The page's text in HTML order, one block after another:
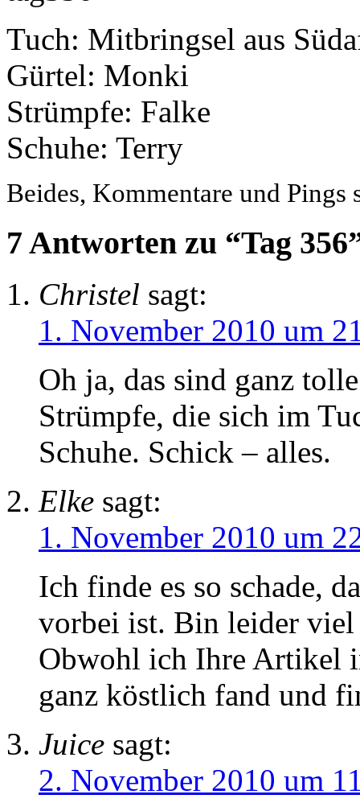
Tuch: Mitbringsel aus
Gürtel: Monki
Strümpfe: Falke
Schuhe: Terry
Beides, Kommentare und Pings
7 Antworten zu “Tag
Christel sagt:
1. November 2010 um
Oh ja, das sind ganz
Strümpfe, die sich im
Schuhe. Schick – alles.
Elke sagt:
1. November 2010 um
Ich finde es so schade,
vorbei ist. Bin leider viel
Obwohl ich Ihre Artikel
ganz köstlich fand und
Juice sagt:
2. November 2010 um